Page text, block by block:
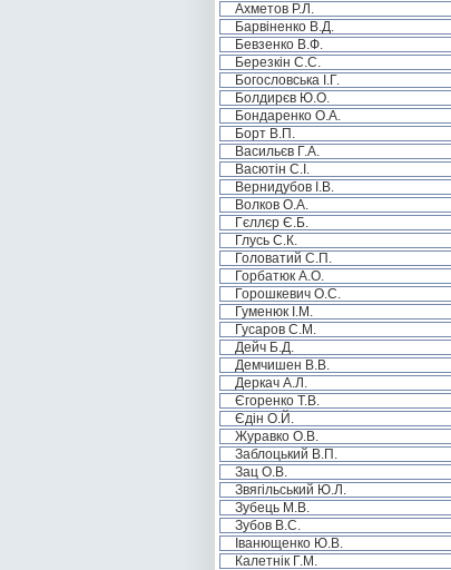
Ахметов Р.Л.
Барвіненко В.Д.
Бевзенко В.Ф.
Березкін С.С.
Богословська І.Г.
Болдирєв Ю.О.
Бондаренко О.А.
Борт В.П.
Васильєв Г.А.
Васютін С.І.
Вернидубов І.В.
Волков О.А.
Гєллєр Є.Б.
Глусь С.К.
Головатий С.П.
Горбатюк А.О.
Горошкевич О.С.
Гуменюк І.М.
Гусаров С.М.
Дейч Б.Д.
Демчишен В.В.
Деркач А.Л.
Єгоренко Т.В.
Єдін О.Й.
Журавко О.В.
Заблоцький В.П.
Зац О.В.
Звягільський Ю.Л.
Зубець М.В.
Зубов В.С.
Іванющенко Ю.В.
Калетнік Г.М.